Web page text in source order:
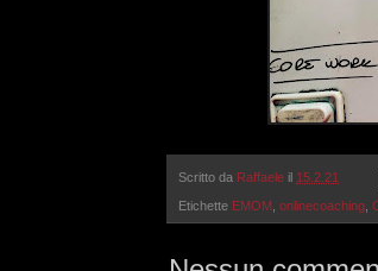
Scritto da Raffaele il 15.2.21
Etichette EMOM, onlinecoaching,